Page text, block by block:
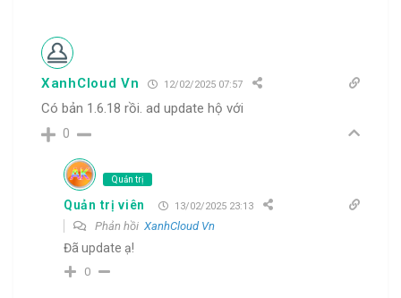
XanhCloud Vn 12/02/2025 07:57
Có bản 1.6.18 rồi. ad update hộ với
0
Quản trị
Quản trị viên 13/02/2025 23:13
Phản hồi XanhCloud Vn
Đã update ạ!
0